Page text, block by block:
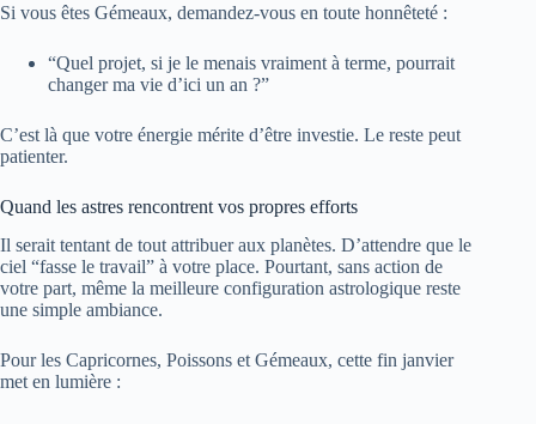
Si vous êtes Gémeaux, demandez-vous en toute honnêteté :
“Quel projet, si je le menais vraiment à terme, pourrait
changer ma vie d’ici un an ?”
C’est là que votre énergie mérite d’être investie. Le reste peut
patienter.
Quand les astres rencontrent vos propres efforts
Il serait tentant de tout attribuer aux planètes. D’attendre que le
ciel “fasse le travail” à votre place. Pourtant, sans action de
votre part, même la meilleure configuration astrologique reste
une simple ambiance.
Pour les Capricornes, Poissons et Gémeaux, cette fin janvier
met en lumière :